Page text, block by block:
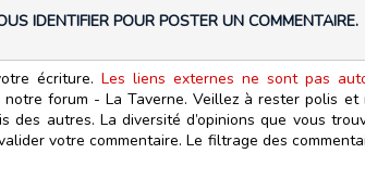
IDENTIFIER POUR POSTER UN COMMENTAIRE.
écriture.Les liens externes ne sont pas
forum - La Taverne. Veillez à rester polis
autres. La diversité d’opinions que vous
votre commentaire. Le filtrage des